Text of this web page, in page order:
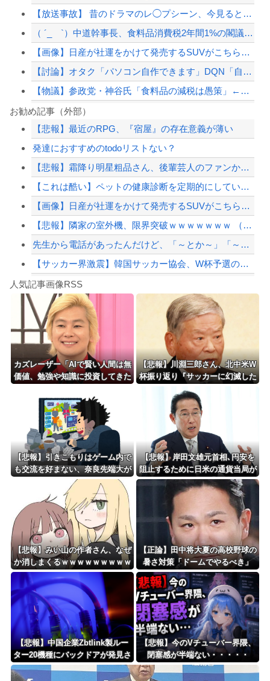
【放送事故】 昔のドラマのレ◯プシーン、今見るとアウトすぎる・・・
（ ´_ゝ`）中道幹事長、食料品消費税2年間1%の閣議決定を批判 → 記者「中道...
【画像】日産が社運をかけて発売するSUVがこちらです‥‥
【討論】オタク「パソコン自作できます」DQN「自分で車やバイクいじれます」
【物議】参政党・神谷氏「食料品の減税は愚策」←じゃあ他にどんな経済対策があるんだ...
【鬼滅の刃】アニオリ柱と上弦見たかった
20代「50年ローンでええやろ」←これマジ？？？
韓国警察、大韓サッカー協会を家宅捜索 代表監督選考巡り
【配信者】「金バエ」のSNS更新が1週間途絶え、様々な憶測が飛び交う。1週間ぶり...
【緊急速報】NYで警官が黒人男性の首を絞め、暴動第二波不可避へ
Powered by livedoor 相互RSS
お勧め記事（外部）
【悲報】最近のRPG、『宿屋』の存在意義が薄い
発達におすすめのtodoリストない？
【悲報】霜降り明星粗品さん、後輩芸人のファンから苦言を呈されブチギレ発狂…
【これは酷い】ペットの健康診断を定期的にしていない人、その理由が終わっていた…「...
【画像】日産が社運をかけて発売するSUVがこちらです‥‥
【悲報】隣家の室外機、限界突破ｗｗｗｗｗｗｗ （※画像あり）
先生から電話があったんだけど、「～とか～」「～とか考えて～」と何度も言ってたのが...
【サッカー界激震】韓国サッカー協会、W杯予選の審判に“性接待”していたことが発覚...
白石「あ、あきら様……？」あきら「……白石」
8/4のニュース
更新中止のお知らせ
海外「おめでとうタキ！」リヴァプール南野がバースデーゴール！！
Powered by livedoor 相互RSS
人気記事画像RSS
カズレーザー「AIで賢い人間は無
価値、勉強や知識に投資してきた
【悲報】川淵三郎さん、北中米W
杯振り返り『サッカーに幻滅した
人多いのでは…』
【悲報】引きこもりはゲーム内で
も交流を好まない、奈良先端大が
587人調査 「ゲームで社会復
帰」に落とし穴？
【悲報】岸田文雄元首相､円安を
阻止するために日米の通貨当局が
実施した為替介入は｢一時しのぎ
に過ぎない｣との認識を示す
【悲報】みい山の作者さん、なぜ
か消しまくるｗｗｗｗｗｗｗｗｗ
ｗｗｗｗｗｗ
【正論】田中将大夏の高校野球の
暑さ対策「ドームでやるべき」
【悲報】中国企業Zbtlink製ルー
ター20機種にバックドアが発見さ
れるｗｗｗｗｗｗｗｗｗ
【悲報】今のVチューバー界隈、
閉塞感が半端ない・・・・・